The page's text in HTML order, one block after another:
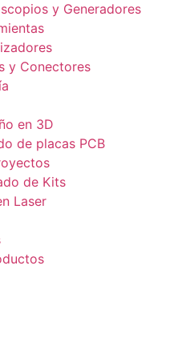
y Generadores
y Conectores
en 3D
de placas PCB
de Kits
Laser